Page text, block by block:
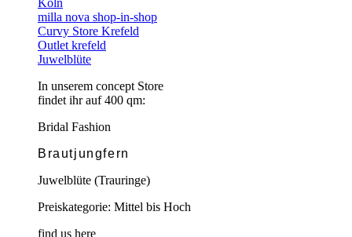
Köln
milla nova shop-in-shop
Curvy Store Krefeld
Outlet krefeld
Juwelblüte
In unserem concept Store
findet ihr auf 400 qm:
Bridal Fashion
Brautjungfern
Juwelblüte (Trauringe)
Preiskategorie: Mittel bis Hoch
find us here